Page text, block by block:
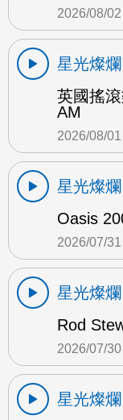
2026/08/02
星光燦爛
英國搖
AM
2026/08/01
星光燦爛
Oasis
2026/07/31
星光燦爛
Rod
2026/07/30
星光燦爛